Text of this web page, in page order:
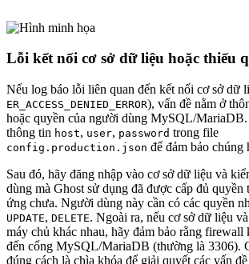
Lỗi kết nối cơ sở dữ liệu hoặc thiếu
Nếu log báo lỗi liên quan đến kết nối cơ sở dữ
ER_ACCESS_DENIED_ERROR), vấn đề nằm ở
hoặc quyền của người dùng MySQL/
thông tin host, user, password trong file
config.production.json để đảm bảo chúng
Sau đó, hãy đăng nhập vào cơ sở dữ liệu và
dùng mà Ghost sử dụng đã được cấp đủ quyền
ứng chưa. Người dùng này cần có các quyền
UPDATE, DELETE. Ngoài ra, nếu cơ sở dữ liệu
máy chủ khác nhau, hãy đảm bảo rằng firewall
đến cổng MySQL/MariaDB (thường là 3306).
đúng cách là chìa khóa để giải quyết các vấn